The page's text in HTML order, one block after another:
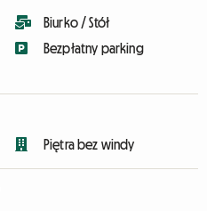
Biurko / Stół
Bezpłatny parking
Piętra bez windy